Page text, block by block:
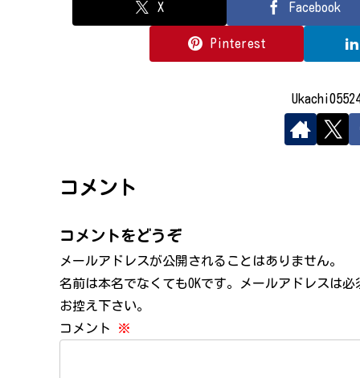
X Facebook
Pinterest
コメント
コメントをどうぞ
メールアドレスが公開されることはありません。
名前は本名でなくてもOKです。メールアドレスは
お控え下さい。
コメント
※